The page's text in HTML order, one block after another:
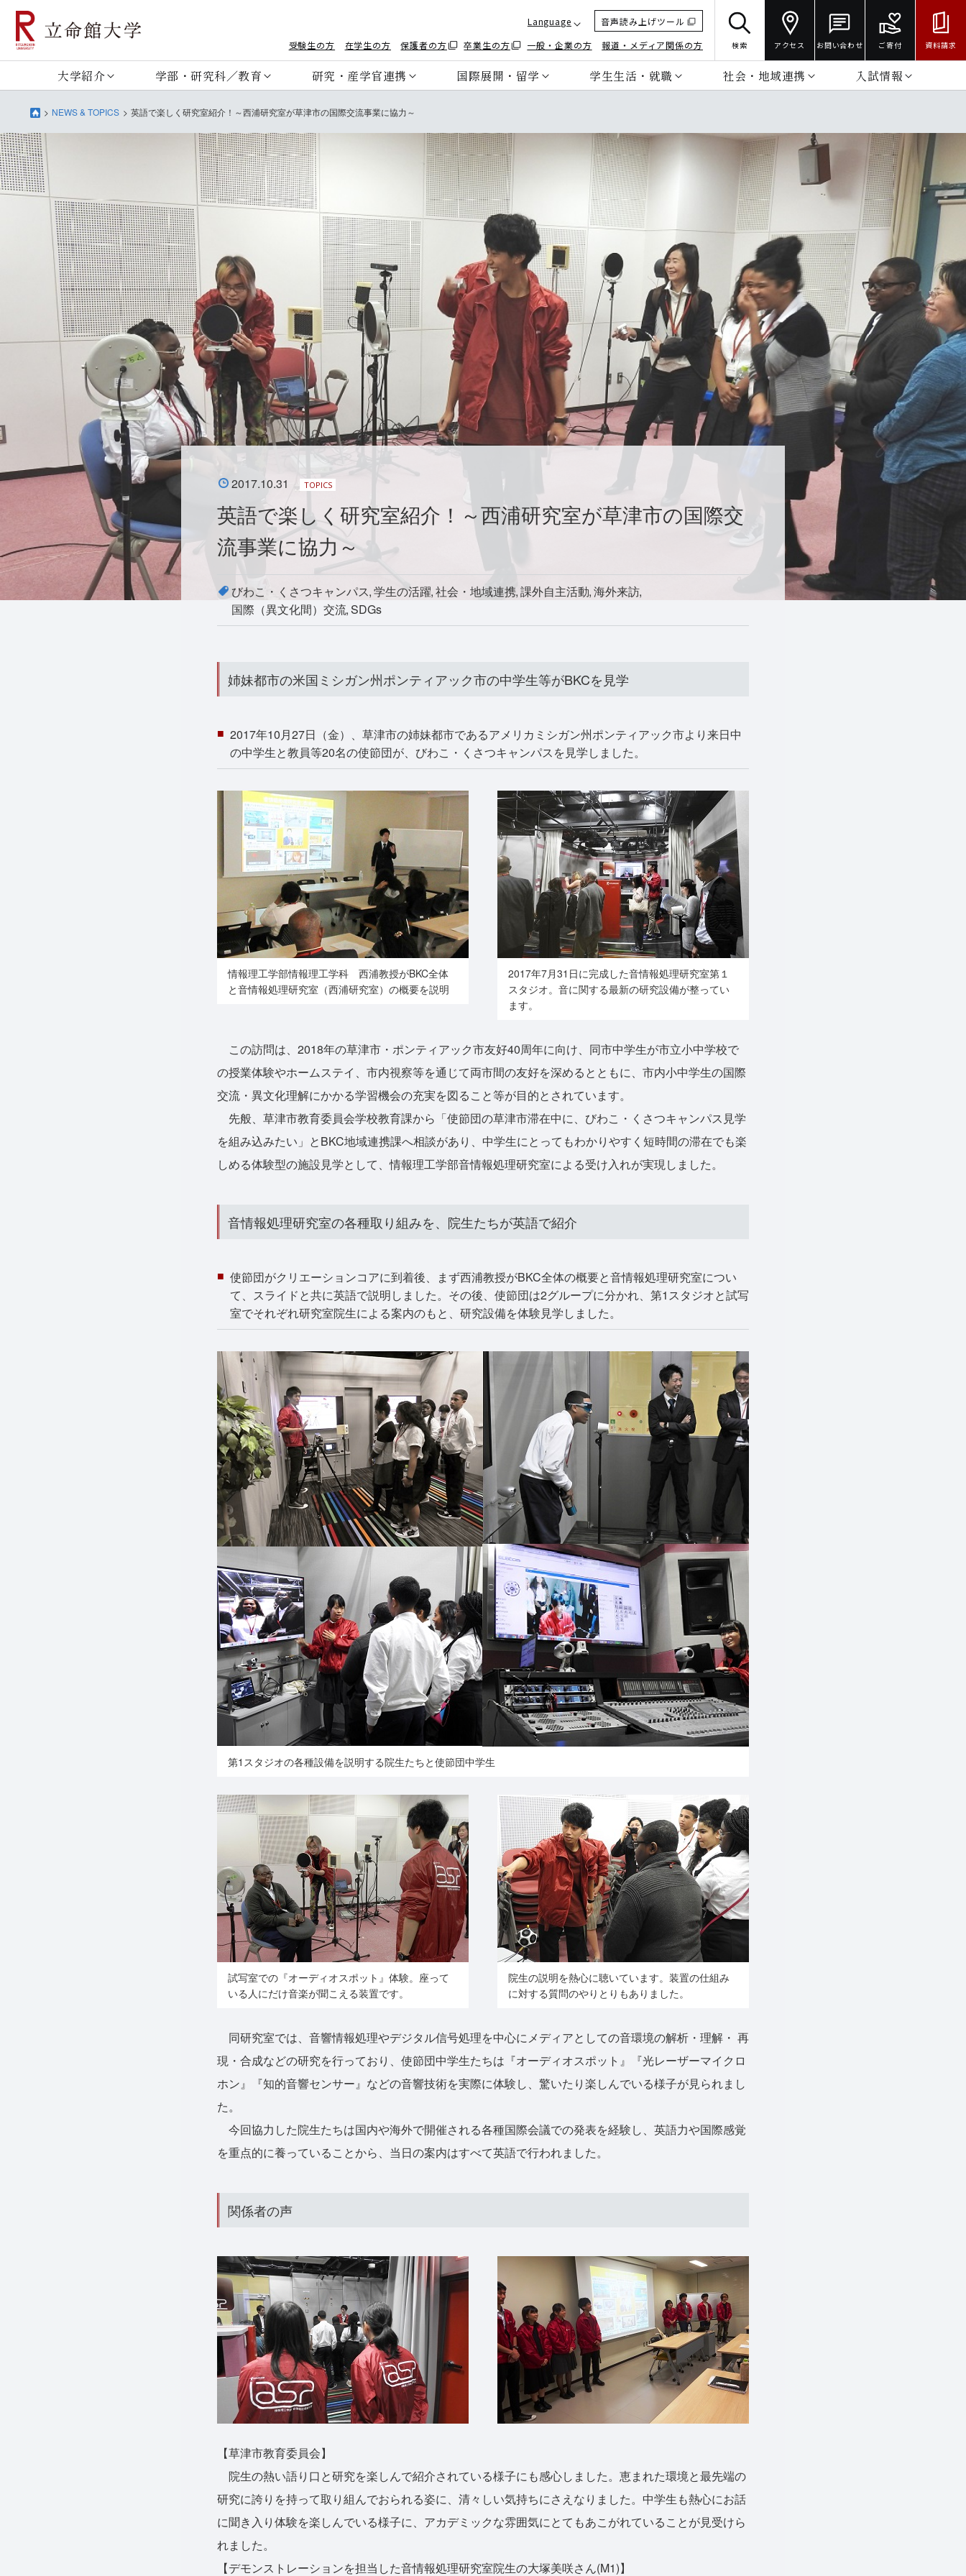
Language
音声読み上げツール
受験生の方
在学生の方 保護者の方 卒業生の方 一般・企業の方 報道・メディア関係の方 検索 アクセス お問い合わせ ご寄付 資料請求
大学紹介 学部・研究科／教育 研究・産学官連携 国際展開・留学 学生生活・就職 社会・地域連携 入試情報
NEWS & TOPICS 英語で楽しく研究室紹介！～西浦研究室が草津市の国際交流事業に協力～
2017.10.31 TOPICS
英語で楽しく研究室紹介！～西浦研究室が草津市の国際交
流事業に協力～
びわこ・くさつキャンパス 学生の活躍 社会・地域連携 課外自主活動 海外来訪
国際（異文化間）交流 SDGs
姉妹都市の米国ミシガン州ポンティアック市の中学生等がBKCを見学
2017年10月27日（金）、草津市の姉妹都市であるアメリカミシガン州ポンティアック市より来日中
の中学生と教員等20名の使節団が、びわこ・くさつキャンパスを見学しました。
情報理工学部情報理工学科 西浦教授がBKC全体
と音情報処理研究室（西浦研究室）の概要を説明
2017年7月31日に完成した音情報処理研究室第１
スタジオ。音に関する最新の研究設備が整ってい
ます。
この訪問は、2018年の草津市・ポンティアック市友好40周年に向け、同市中学生が市立小中学校で
の授業体験やホームステイ、市内視察等を通じて両市間の友好を深めるとともに、市内小中学生の国際
交流・異文化理解にかかる学習機会の充実を図ること等が目的とされています。
先般、草津市教育委員会学校教育課から「使節団の草津市滞在中に、びわこ・くさつキャンパス見学
を組み込みたい」とBKC地域連携課へ相談があり、中学生にとってもわかりやすく短時間の滞在でも楽
しめる体験型の施設見学として、情報理工学部音情報処理研究室による受け入れが実現しました。
音情報処理研究室の各種取り組みを、院生たちが英語で紹介
使節団がクリエーションコアに到着後、まず西浦教授がBKC全体の概要と音情報処理研究室につい
て、スライドと共に英語で説明しました。その後、使節団は2グループに分かれ、第1スタジオと試写
室でそれぞれ研究室院生による案内のもと、研究設備を体験見学しました。
第1スタジオの各種設備を説明する院生たちと使節団中学生
試写室での『オーディオスポット』体験。座って
いる人にだけ音楽が聞こえる装置です。
院生の説明を熱心に聴いています。装置の仕組み
に対する質問のやりとりもありました。
同研究室では、音響情報処理やデジタル信号処理を中心にメディアとしての音環境の解析・理解・ 再
現・合成などの研究を行っており、使節団中学生たちは『オーディオスポット』『光レーザーマイクロ
ホン』『知的音響センサー』などの音響技術を実際に体験し、驚いたり楽しんでいる様子が見られまし
た。
今回協力した院生たちは国内や海外で開催される各種国際会議での発表を経験し、英語力や国際感覚
を重点的に養っていることから、当日の案内はすべて英語で行われました。
関係者の声
【草津市教育委員会】
院生の熱い語り口と研究を楽しんで紹介されている様子にも感心しました。恵まれた環境と最先端の
研究に誇りを持って取り組んでおられる姿に、清々しい気持ちにさえなりました。中学生も熱心にお話
に聞き入り体験を楽しんでいる様子に、アカデミックな雰囲気にとてもあこがれていることが見受けら
れました。
【デモンストレーションを担当した音情報処理研究室院生の大塚美咲さん(M1)】